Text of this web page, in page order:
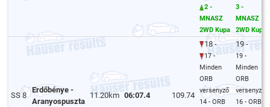
2 -
MNASZ
2WD Kupa
3 -
MNASZ
2WD Kupa
SS 8
Erdőbénye -
Aranyospuszta
11.20km 06:07.4 109.74
18 -
17 -
Minden
ORB
versenyző
14 - ORB
19 -
19 -
Minden
ORB
versenyző
16 - ORB